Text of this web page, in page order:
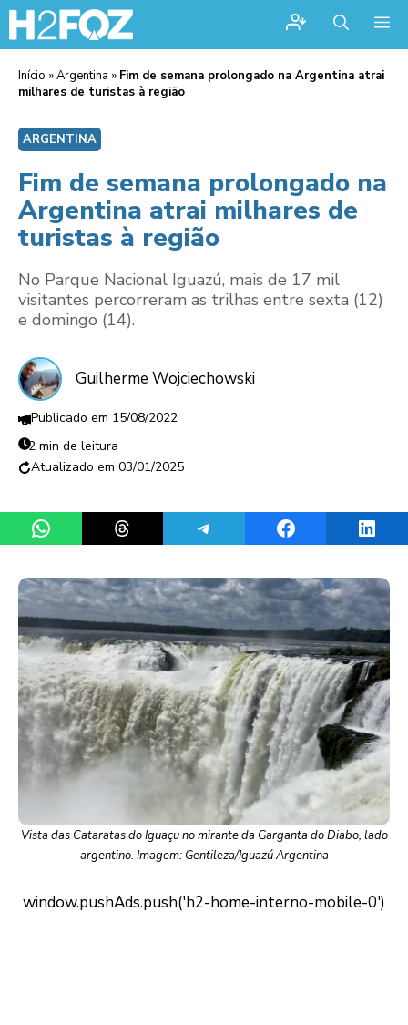
Início »Argentina » Fim de semana prolongado na Argentina atrai
milhares de turistas à região
ARGENTINA
Fim de semana prolongado na
Argentina atrai milhares de
turistas à região
No Parque Nacional Iguazú, mais de 17 mil
visitantes percorreram as trilhas entre sexta (12)
e domingo (14).
Guilherme Wojciechowski
15/08/2022
2 min de leitura
03/01/2025
Share on WhatsAppShare on ThreadsShare on TelegramShare on Facebook
Vista das Cataratas do Iguaçu no mirante da Garganta do Diabo, lado
argentino. Imagem: Gentileza/Iguazú Argentina